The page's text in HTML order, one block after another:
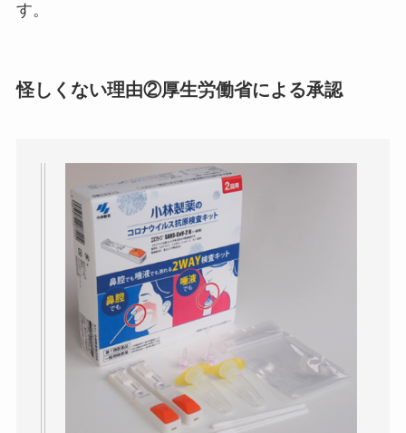
す。
怪しくない理由②厚生労働省による承認